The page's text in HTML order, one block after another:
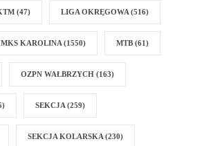
(47) LIGA OKRĘGOWA (516)
MKS KAROLINA (1550) MTB (61)
OZPN WAŁBRZYCH (163)
SEKCJA (259)
SEKCJA KOLARSKA (230)